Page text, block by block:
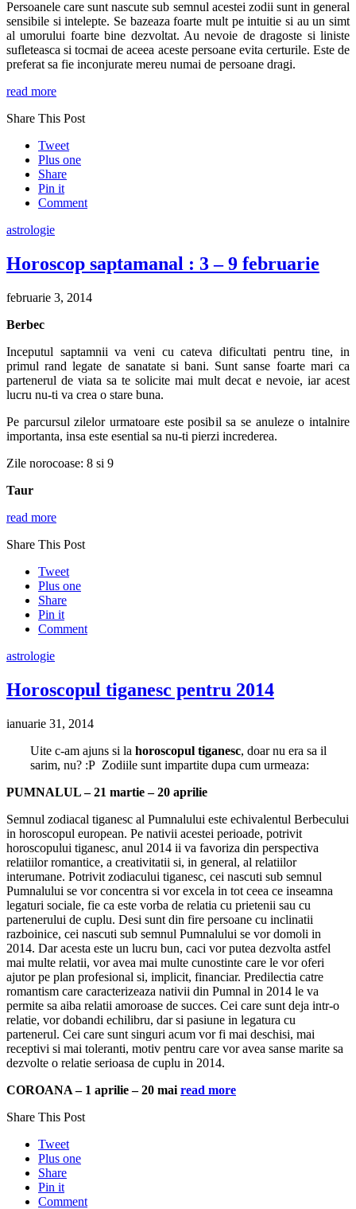
Persoanele care sunt nascute sub semnul acestei zodii sunt in general
sensibile si intelepte. Se bazeaza foarte mult pe intuitie si au un simt
al umorului foarte bine dezvoltat. Au nevoie de dragoste si liniste
sufleteasca si tocmai de aceea aceste persoane evita certurile. Este de
preferat sa fie inconjurate mereu numai de persoane dragi.
read more
Share This Post
Tweet
Plus one
Share
Pin it
Comment
astrologie
Horoscop saptamanal : 3 – 9 februarie
februarie 3, 2014
Berbec
Inceputul saptamnii va veni cu cateva dificultati pentru tine, in
primul rand legate de sanatate si bani. Sunt sanse foarte mari ca
partenerul de viata sa te solicite mai mult decat e nevoie, iar acest
lucru nu-ti va crea o stare buna.
Pe parcursul zilelor urmatoare este posibil sa se anuleze o intalnire
importanta, insa este esential sa nu-ti pierzi increderea.
Zile norocoase: 8 si 9
Taur
read more
Share This Post
Tweet
Plus one
Share
Pin it
Comment
astrologie
Horoscopul tiganesc pentru 2014
ianuarie 31, 2014
Uite c-am ajuns si la horoscopul tiganesc, doar nu era sa il
sarim, nu? :P Zodiile sunt impartite dupa cum urmeaza:
PUMNALUL – 21 martie – 20 aprilie
Semnul zodiacal tiganesc al Pumnalului este echivalentul Berbecului
in horoscopul european. Pe nativii acestei perioade, potrivit
horoscopului tiganesc, anul 2014 ii va favoriza din perspectiva
relatiilor romantice, a creativitatii si, in general, al relatiilor
interumane. Potrivit zodiacului tiganesc, cei nascuti sub semnul
Pumnalului se vor concentra si vor excela in tot ceea ce inseamna
legaturi sociale, fie ca este vorba de relatia cu prietenii sau cu
partenerului de cuplu. Desi sunt din fire persoane cu inclinatii
razboinice, cei nascuti sub semnul Pumnalului se vor domoli in
2014. Dar acesta este un lucru bun, caci vor putea dezvolta astfel
mai multe relatii, vor avea mai multe cunostinte care le vor oferi
ajutor pe plan profesional si, implicit, financiar. Predilectia catre
romantism care caracterizeaza nativii din Pumnal in 2014 le va
permite sa aiba relatii amoroase de succes. Cei care sunt deja intr-o
relatie, vor dobandi echilibru, dar si pasiune in legatura cu
partenerul. Cei care sunt singuri acum vor fi mai deschisi, mai
receptivi si mai toleranti, motiv pentru care vor avea sanse marite sa
dezvolte o relatie serioasa de cuplu in 2014.
COROANA – 1 aprilie – 20 mai read more
Share This Post
Tweet
Plus one
Share
Pin it
Comment